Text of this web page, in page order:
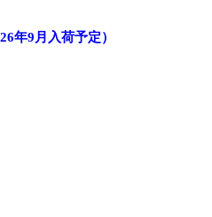
年9月入荷予定）